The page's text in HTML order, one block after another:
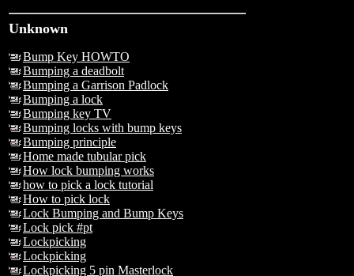
Unknown
Bump Key HOWTO
Bumping a deadbolt
Bumping a Garrison Padlock
Bumping a lock
Bumping key TV
Bumping locks with bump keys
Bumping principle
Home made tubular pick
How lock bumping works
how to pick a lock tutorial
How to pick lock
Lock Bumping and Bump Keys
Lock pick #pt
Lockpicking
Lockpicking
Lockpicking 5 pin Masterlock